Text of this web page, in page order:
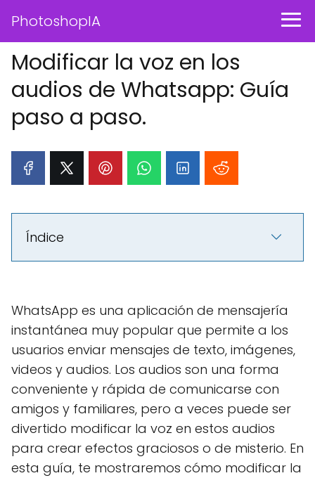
PhotoshopIA
Modificar la voz en los
audios de Whatsapp: Guía
paso a paso.
Índice
WhatsApp es una aplicación de mensajería
instantánea muy popular que permite a los
usuarios enviar mensajes de texto, imágenes,
videos y audios. Los audios son una forma
conveniente y rápida de comunicarse con
amigos y familiares, pero a veces puede ser
divertido modificar la voz en estos audios
para crear efectos graciosos o de misterio. En
esta guía, te mostraremos cómo modificar la